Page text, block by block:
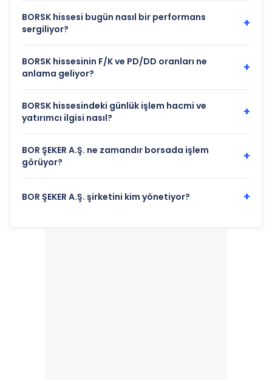
BORSK hissesi bugün nasıl bir performans
sergiliyor?
+
BORSK hissesinin F/K ve PD/DD oranları ne
anlama geliyor?
+
BORSK hissesindeki günlük işlem hacmi ve
yatırımcı ilgisi nasıl?
+
BOR ŞEKER A.Ş. ne zamandır borsada işlem
görüyor?
+
BOR ŞEKER A.Ş. şirketini kim yönetiyor? +